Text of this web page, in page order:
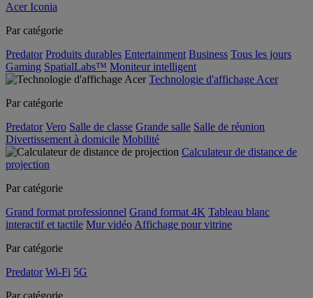
Acer Iconia
Par catégorie
Predator Produits durables Entertainment Business Tous les jours
Gaming SpatialLabs™ Moniteur intelligent
Technologie d'affichage Acer
Par catégorie
Predator Vero Salle de classe Grande salle Salle de réunion
Divertissement à domicile Mobilité
Calculateur de distance de
projection
Par catégorie
Grand format professionnel Grand format 4K Tableau blanc
interactif et tactile Mur vidéo Affichage pour vitrine
Par catégorie
Predator Wi-Fi 5G
Par catégorie